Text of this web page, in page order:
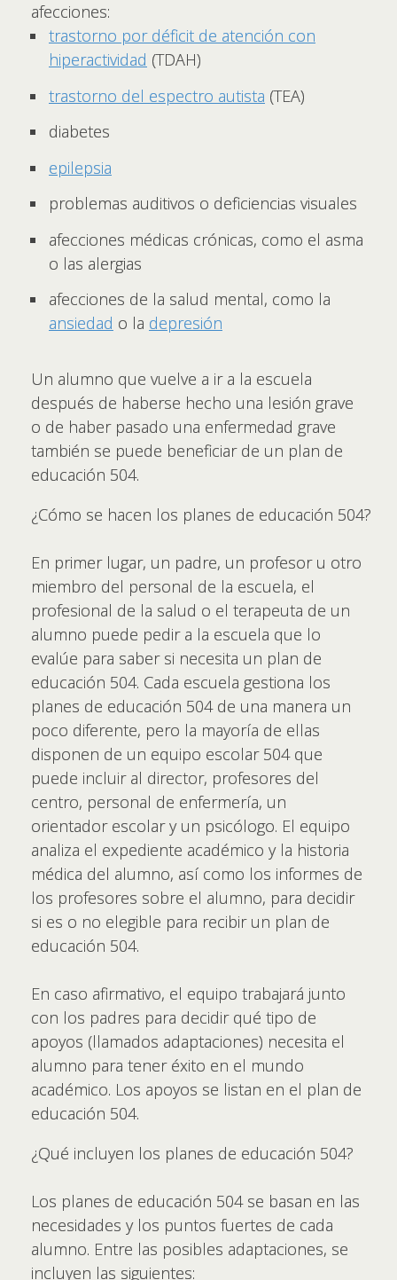
afecciones:
trastorno por déficit de atención con
hiperactividad (TDAH)
trastorno del espectro autista (TEA)
diabetes
epilepsia
problemas auditivos o deficiencias visuales
afecciones médicas crónicas, como el asma
o las alergias
afecciones de la salud mental, como la
ansiedad o la depresión
Un alumno que vuelve a ir a la escuela
después de haberse hecho una lesión grave
o de haber pasado una enfermedad grave
también se puede beneficiar de un plan de
educación 504.
¿Cómo se hacen los planes de educación 504?
En primer lugar, un padre, un profesor u otro
miembro del personal de la escuela, el
profesional de la salud o el terapeuta de un
alumno puede pedir a la escuela que lo
evalúe para saber si necesita un plan de
educación 504. Cada escuela gestiona los
planes de educación 504 de una manera un
poco diferente, pero la mayoría de ellas
disponen de un equipo escolar 504 que
puede incluir al director, profesores del
centro, personal de enfermería, un
orientador escolar y un psicólogo. El equipo
analiza el expediente académico y la historia
médica del alumno, así como los informes de
los profesores sobre el alumno, para decidir
si es o no elegible para recibir un plan de
educación 504.
En caso afirmativo, el equipo trabajará junto
con los padres para decidir qué tipo de
apoyos (llamados adaptaciones) necesita el
alumno para tener éxito en el mundo
académico. Los apoyos se listan en el plan de
educación 504.
¿Qué incluyen los planes de educación 504?
Los planes de educación 504 se basan en las
necesidades y los puntos fuertes de cada
alumno. Entre las posibles adaptaciones, se
incluyen las siguientes: